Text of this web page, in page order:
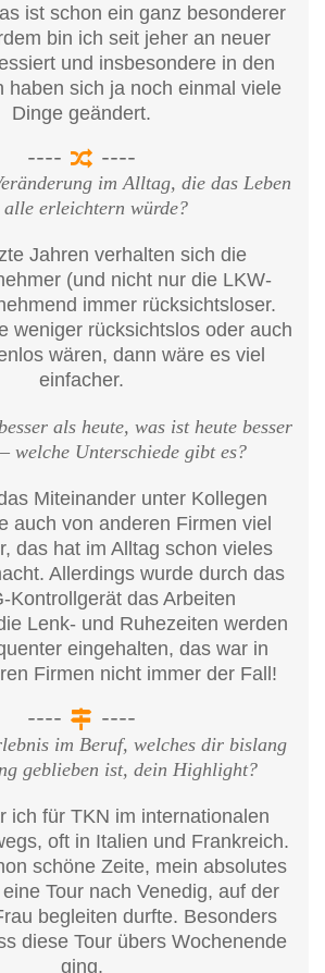
ist schon ein ganz besonderer
bin ich seit jeher an neuer
und insbesondere in den
haben sich ja noch einmal viele
Dinge geändert.
im Alltag, die das Leben
erleichtern würde?
Jahren verhalten sich die
(und nicht nur die LKW-
immer rücksichtsloser.
weniger rücksichtslos oder auch
wären, dann wäre es viel
einfacher.
als heute, was ist heute besser
welche Unterschiede gibt es?
Miteinander unter Kollegen
auch von anderen Firmen viel
das hat im Alltag schon vieles
Allerdings wurde durch das
Kontrollgerät das Arbeiten
Lenk- und Ruhezeiten werden
eingehalten, das war in
Firmen nicht immer der Fall!
im Beruf, welches dir bislang
geblieben ist, dein Highlight?
ich für TKN im internationalen
oft in Italien und Frankreich.
schöne Zeite, mein absolutes
Tour nach Venedig, auf der
begleiten durfte. Besonders
diese Tour übers Wochenende
ging.